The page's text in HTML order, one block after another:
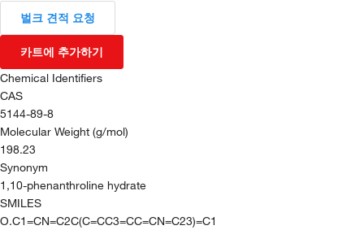
벌크 견적 요청
카트에 추가하기
Chemical Identifiers
CAS
5144-89-8
Molecular Weight (g/mol)
198.23
Synonym
1,10-phenanthroline hydrate
SMILES
O.C1=CN=C2C(C=CC3=CC=CN=C23)=C1